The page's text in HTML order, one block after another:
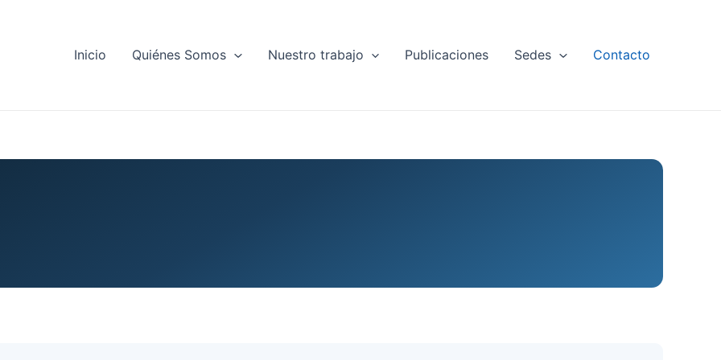
Inicio Quiénes Somos Nuestro trabajo Publicaciones Sedes Contacto